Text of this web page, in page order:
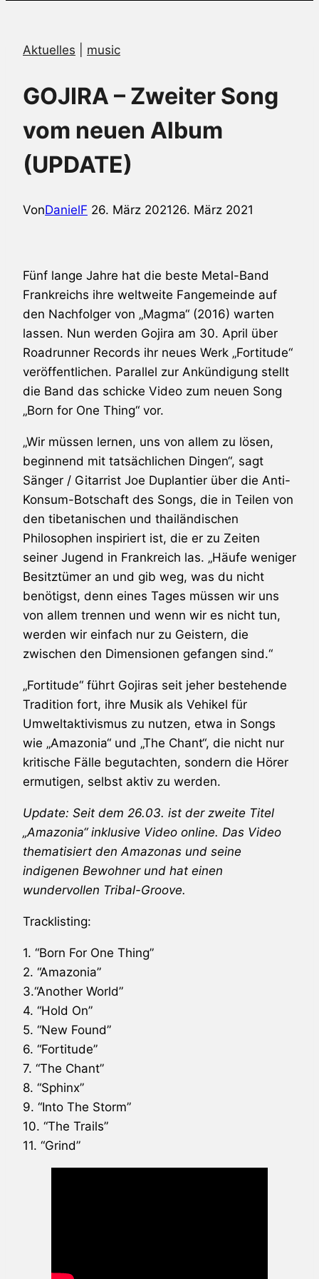
Aktuelles music
GOJIRA – Zweiter Song
vom neuen Album
(UPDATE)
VonDanielF 26. März 202126. März 2021
Fünf lange Jahre hat die beste Metal-Band
Frankreichs ihre weltweite Fangemeinde auf
den Nachfolger von „Magma“ (2016) warten
lassen. Nun werden Gojira am 30. April über
Roadrunner Records ihr neues Werk „Fortitude“
veröffentlichen. Parallel zur Ankündigung stellt
die Band das schicke Video zum neuen Song
„Born for One Thing“ vor.
„Wir müssen lernen, uns von allem zu lösen,
beginnend mit tatsächlichen Dingen“, sagt
Sänger / Gitarrist Joe Duplantier über die Anti-
Konsum-Botschaft des Songs, die in Teilen von
den tibetanischen und thailändischen
Philosophen inspiriert ist, die er zu Zeiten
seiner Jugend in Frankreich las. „Häufe weniger
Besitztümer an und gib weg, was du nicht
benötigst, denn eines Tages müssen wir uns
von allem trennen und wenn wir es nicht tun,
werden wir einfach nur zu Geistern, die
zwischen den Dimensionen gefangen sind.“
„Fortitude“ führt Gojiras seit jeher bestehende
Tradition fort, ihre Musik als Vehikel für
Umweltaktivismus zu nutzen, etwa in Songs
wie „Amazonia“ und „The Chant“, die nicht nur
kritische Fälle begutachten, sondern die Hörer
ermutigen, selbst aktiv zu werden.
Update: Seit dem 26.03. ist der zweite Titel
„Amazonia“ inklusive Video online. Das Video
thematisiert den Amazonas und seine
indigenen Bewohner und hat einen
wundervollen Tribal-Groove.
Tracklisting:
1. “Born For One Thing”
2. “Amazonia”
3.“Another World”
4. “Hold On”
5. “New Found”
6. “Fortitude”
7. “The Chant”
8. “Sphinx”
9. “Into The Storm”
10. “The Trails”
11. “Grind”